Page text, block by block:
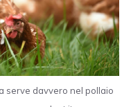
serve davvero nel pollaio